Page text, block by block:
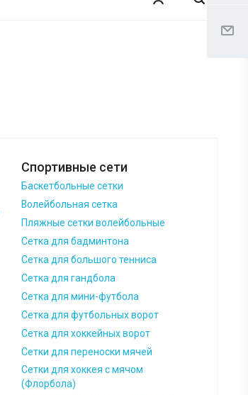
Спортивные сети
Баскетбольные сетки
Волейбольная сетка
Пляжные сетки волейбольные
Сетка для бадминтона
Сетка для большого тенниса
Сетка для гандбола
Сетка для мини-футбола
Сетка для футбольных ворот
Сетка для хоккейных ворот
Сетки для переноски мячей
Сетки для хоккея с мячом
(Флорбола)